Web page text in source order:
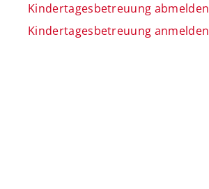
Kindertagesbetreuung abmelden
Kindertagesbetreuung anmelden